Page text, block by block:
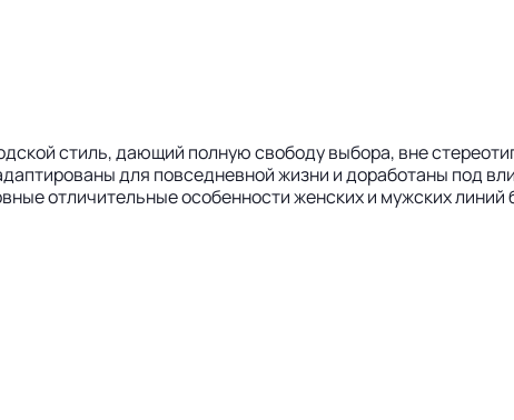
стиль, дающий полную свободу выбора, вне
для повседневной жизни и доработаны под
отличительные особенности женских и мужских линий